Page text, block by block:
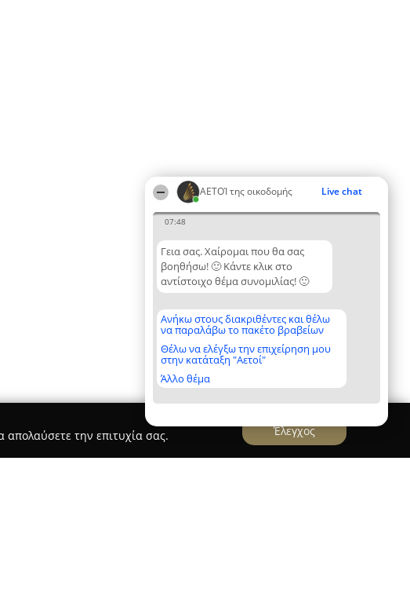
ΑΕΤΟΊ της οικοδομής Live chat
07:48
Γεια σας. Χαίρομαι που θα σας
βοηθήσω! 🙂 Κάντε κλικ στο
αντίστοιχο θέμα συνομιλίας! 🙂
Ανήκω στους διακριθέντες και θέλω
να παραλάβω το πακέτο βραβείων
Θέλω να ελέγξω την επιχείρηση μου
στην κατάταξη "Αετοί"
Άλλο θέμα
απολαύσετε την επιτυχία σας.
Έλεγχος